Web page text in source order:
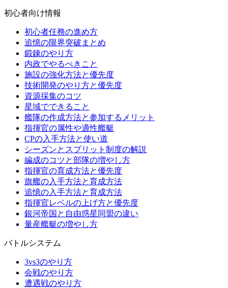
初心者向け情報
初心者任務の進め方
追憶の限界突破まとめ
鍛錬のやり方
内政でやるべきこと
施設の強化方法と優先度
技術開発のやり方と優先度
資源採集のコツ
星域でできること
艦隊の作成方法と参加するメリット
指揮官の属性や適性艦艇
CPの入手方法と使い道
シーズンとスプリット制度の解説
編成のコツと部隊の増やし方
指揮官の育成方法と優先度
旗艦の入手方法と育成方法
追憶の入手方法と育成方法
指揮官レベルの上げ方と優先度
銀河帝国と自由惑星同盟の違い
量産艦艇の増やし方
バトルシステム
3vs3のやり方
会戦のやり方
遭遇戦のやり方